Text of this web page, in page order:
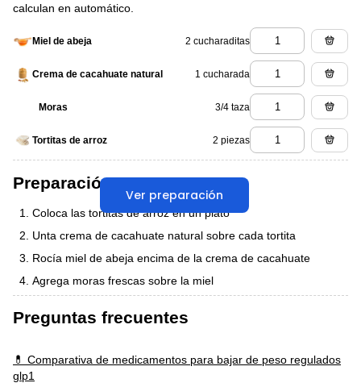
calculan en automático.
Miel de abeja 2 cucharaditas
Crema de cacahuate natural 1 cucharada
Moras 3/4 taza
Tortitas de arroz 2 piezas
Ver preparación
Preparación
Coloca las tortitas de arroz en un plato
Unta crema de cacahuate natural sobre cada tortita
Rocía miel de abeja encima de la crema de cacahuate
Agrega moras frescas sobre la miel
Preguntas frecuentes
💊 Comparativa de medicamentos para bajar de peso regulados
glp1